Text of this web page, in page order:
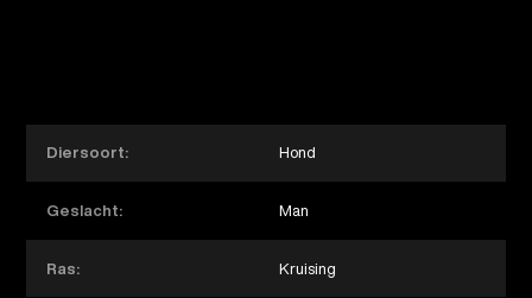
Diersoort: Hond
Geslacht: Man
Ras: Kruising